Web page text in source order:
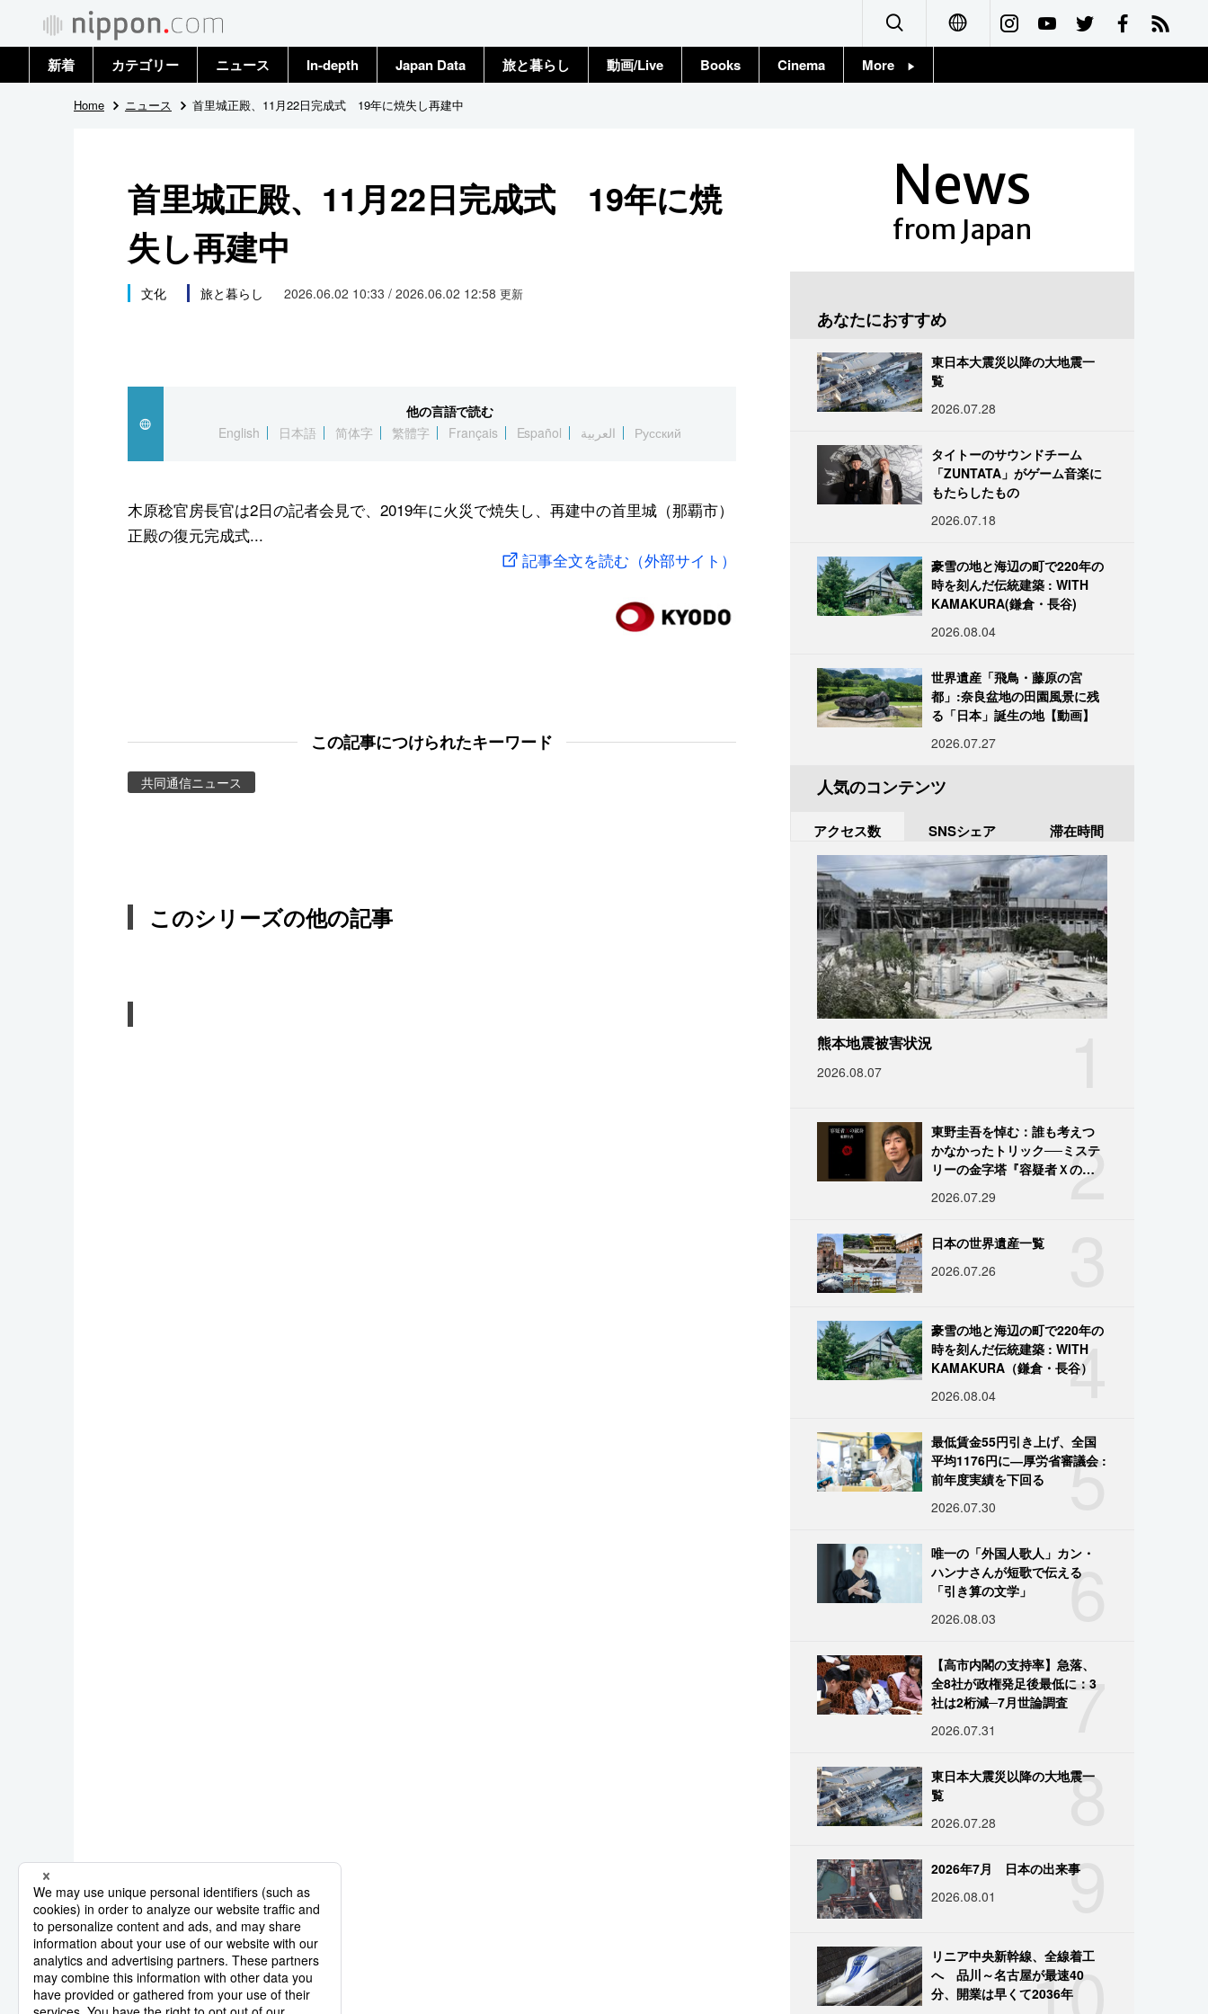
Français
新着 カテゴリー
政治・外交
国際
社会
文化
スポーツ・東京2020
ニュース
トップ
In-depth Japan Data 旅と暮らし 動画/Live Books Cinema More
Home ニュース 首里城正殿、11月22日完成式 19年に焼失し再建中
首里城正殿、11月22日完成式 19年に焼
失し再建中
文化 旅と暮らし 2026.06.02 10:33 / 2026.06.02 12:58 更新
他の言語で読む
English
日本語 简体字 繁體字 Français Español العربية Русский
木原稔官房長官は2日の記者会見で、2019年に火災で焼失し、再建中の首里城（那覇市）
正殿の復元完成式...
記事全文を読む（外部サイト）
この記事につけられたキーワード
共同通信ニュース
このシリーズの他の記事
News
from Japan
あなたにおすすめ
東日本大震災以降の大地震一
覧
2026.07.28
タイトーのサウンドチーム
「ZUNTATA」がゲーム音楽に
もたらしたもの
2026.07.18
豪雪の地と海辺の町で220年の
時を刻んだ伝統建築 : WITH
KAMAKURA(鎌倉・長谷)
2026.08.04
世界遺産「飛鳥・藤原の宮
都」:奈良盆地の田園風景に残
る「日本」誕生の地【動画】
2026.07.27
人気のコンテンツ
アクセス数 SNSシェア 滞在時間
熊本地震被害状況
2026.08.07
2
東野圭吾を悼む：誰も考えつ
かなかったトリック──ミステ
リーの金字塔『容疑者Ｘの献
2026.07.29
日本の世界遺産一覧
2026.07.26
4
豪雪の地と海辺の町で220年の
時を刻んだ伝統建築 : WITH
KAMAKURA（鎌倉・長谷）
2026.08.04
5
最低賃金55円引き上げ、全国
平均1176円に―厚労省審議会 :
前年度実績を下回る
2026.07.30
6
唯一の「外国人歌人」カン・
ハンナさんが短歌で伝える
「引き算の文学」
2026.08.03
7
【高市内閣の支持率】急落、
全8社が政権発足後最低に：3
社は2桁減─7月世論調査
2026.07.31
8
東日本大震災以降の大地震一
覧
2026.07.28
9
2026年7月 日本の出来事
2026.08.01
10
リニア中央新幹線、全線着工
へ 品川～名古屋が最速40
分、開業は早くて2036年